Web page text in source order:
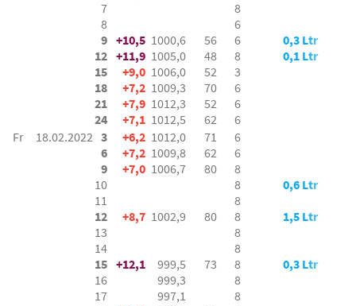
7
8
9
12
15
18
21
24
+10,5
+11,9
+9,0
+7,2
+7,9
+7,1
1000,6
1005,0
1006,0
1009,3
1012,3
1012,5
56
48
52
70
52
62
8
6
6
8
3
6
6
6
0,3 Ltr
0,1 Ltr
Fr 18.02.2022 3
6
9
10
11
12
13
14
15
16
17
+6,2
+7,2
+7,0
+8,7
+12,1
1012,0
1009,8
1006,7
1002,9
999,5
999,3
997,1
71
62
80
80
73
6
6
8
8
8
8
8
8
8
8
8
0,6 Ltr
1,5 Ltr
0,3 Ltr